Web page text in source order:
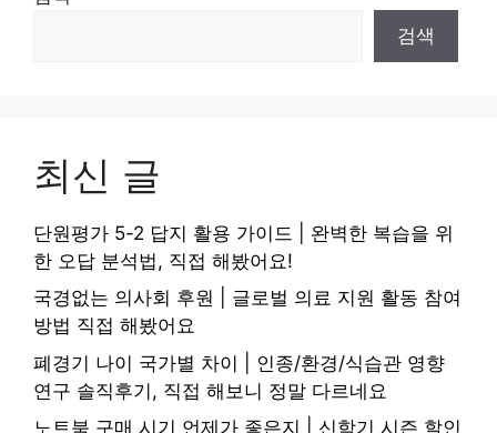
검색
최신 글
단원평가 5-2 답지 활용 가이드 | 완벽한 복습을 위
한 오답 분석법, 직접 해봤어요!
국경없는 의사회 후원 | 글로벌 의료 지원 활동 참여
방법 직접 해봤어요
폐경기 나이 국가별 차이 | 인종/환경/식습관 영향
연구 솔직후기, 직접 해보니 정말 다르네요
노트북 구매 시기 언제가 좋은지 | 신학기 시즌 할인